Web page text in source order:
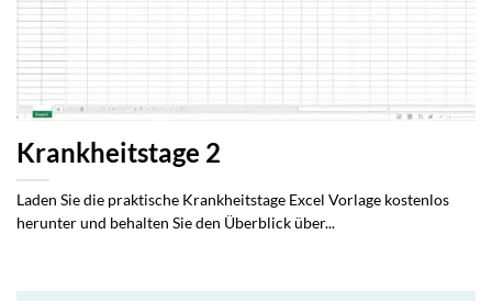
Krankheitstage 2
Laden Sie die praktische Krankheitstage Excel Vorlage kostenlos
herunter und behalten Sie den Überblick über...